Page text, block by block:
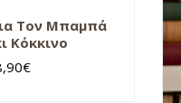
Τον Μπαμπά
Κόκκινο
€